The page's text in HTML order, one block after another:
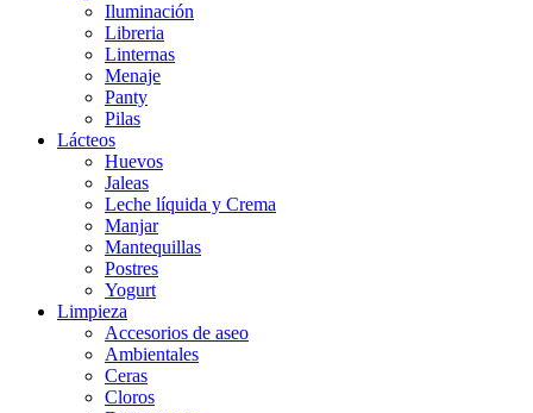
Iluminación
Libreria
Linternas
Menaje
Panty
Pilas
Lácteos
Huevos
Jaleas
Leche líquida y Crema
Manjar
Mantequillas
Postres
Yogurt
Limpieza
Accesorios de aseo
Ambientales
Ceras
Cloros